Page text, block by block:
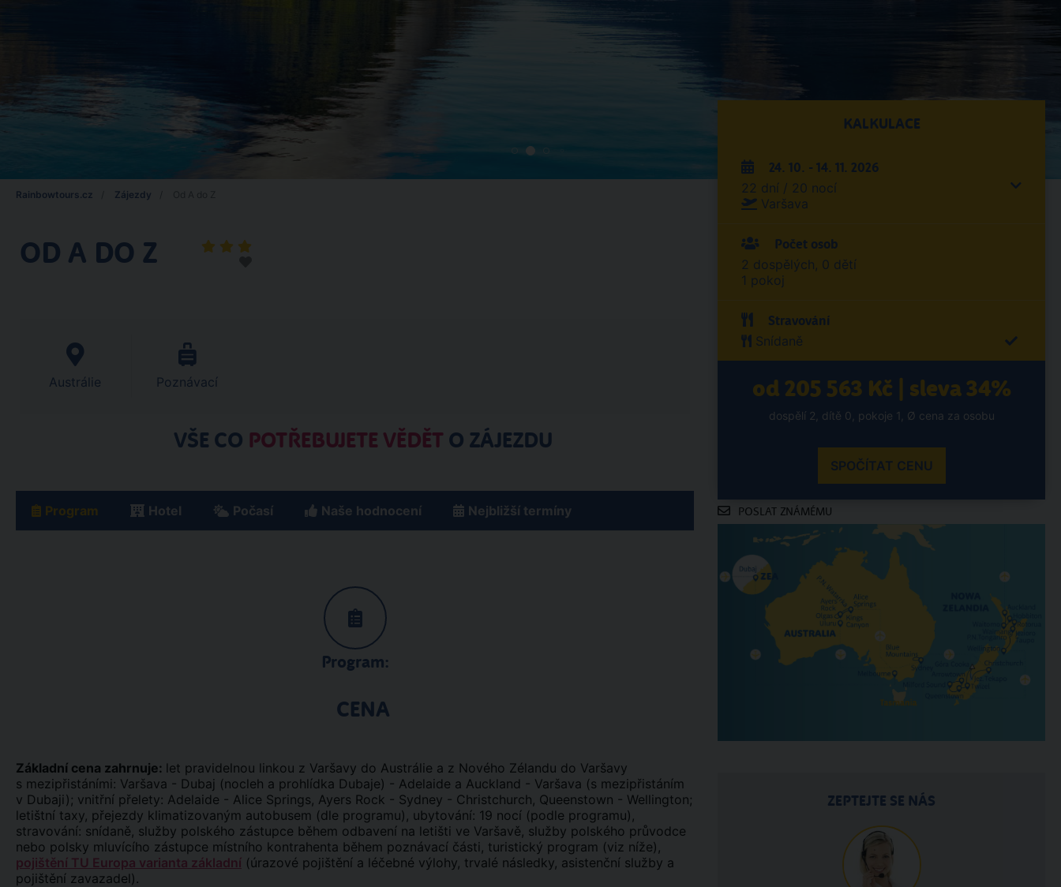
Rainbowtours.cz Zájezdy
OD A DO Z
Austrálie Poznávací
VŠE CO POTŘEBUJETE VĚDĚT O ZÁJEZDU
Program Hotel Počasí Naše hodnocení Nejbližší termíny
Program:
CENA
Základní cena zahrnuje: let pravidelnou linkou z Varšavy do Austrálie a z Nového Zélandu do Varšavy
s mezipřistáními: Varšava - Dubaj (nocleh a prohlídka Dubaje) - Adelaide a Auckland - Varšava (s mezipřistáním
v Dubaji); vnitřní přelety: Adelaide - Alice Springs, Ayers Rock - Sydney - Christchurch, Queenstown - Wellington;
letištní taxy, přejezdy klimatizovaným autobusem (dle programu), ubytování: 19 nocí (podle programu),
stravování: snídaně, služby polského zástupce během odbavení na letišti ve Varšavě, služby polského průvodce
nebo polsky mluvícího zástupce místního kontrahenta během poznávací části, turistický program (viz níže),
pojištění TU Europa varianta základní (úrazové pojištění a léčebné výlohy, trvalé následky, asistenční služby a
pojištění zavazadel).
KALKULACE
24. 10. - 14. 11. 2026
22 dní / 20 nocí
Varšava
Počet osob
2 dospělých, 0 dětí
1 pokoj
Stravování
Snídaně
od 205 563 Kč | sleva 34%
dospělí 2, dítě 0, pokoje 1, Ø cena za osobu
SPOČÍTAT CENU
POSLAT ZNÁMÉMU
ZEPTEJTE SE NÁS